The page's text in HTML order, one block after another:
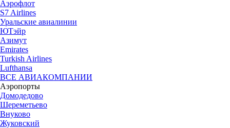
Аэрофлот
S7 Airlines
Уральские авиалинии
ЮТэйр
Азимут
Emirates
Turkish Airlines
Lufthansa
ВСЕ АВИАКОМПАНИИ
Аэропорты
Домодедово
Шереметьево
Внуково
Жуковский